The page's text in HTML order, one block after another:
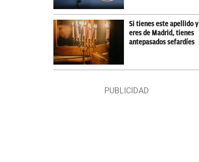
Si tienes este apellido y
eres de Madrid, tienes
antepasados sefardíes